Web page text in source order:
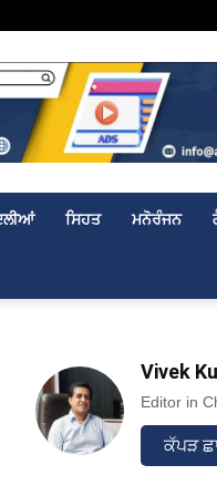
ਸਿਹਤ ਮਨੋਰੰਜਨ
Vivek
Editor in
ਕੱਪੜ